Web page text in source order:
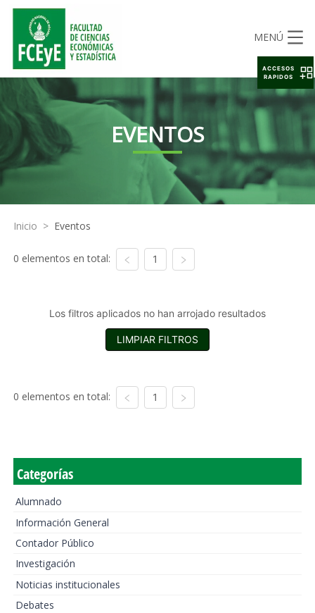
MENÚ
EVENTOS
Inicio > Eventos
0 elementos en total: 1
Los filtros aplicados no han arrojado resultados
LIMPIAR FILTROS
0 elementos en total: 1
Categorías
Alumnado
Información General
Contador Público
Investigación
Noticias institucionales
Debates
ACCESOS
RAPIDOS